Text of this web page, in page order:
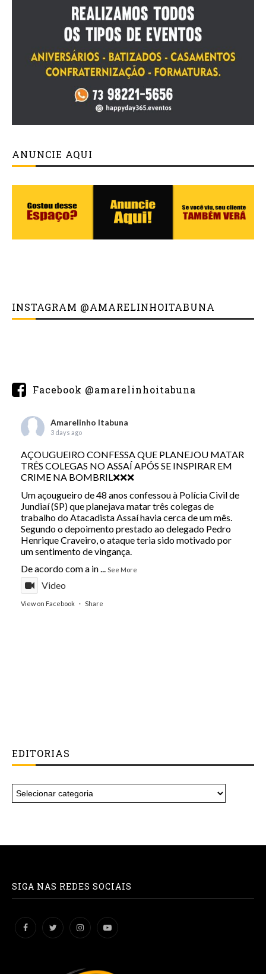
ANUNCIE AQUI
INSTAGRAM @AMARELINHOITABUNA
Facebook @amarelinhoitabuna
Amarelinho Itabuna
3 days ago
AÇOUGUEIRO CONFESSA QUE PLANEJOU MATAR
TRÊS COLEGAS NO ASSAÍ APÓS SE INSPIRAR EM
CRIME NA BOMBRIL❌❌❌
Um açougueiro de 48 anos confessou à Polícia Civil de
Jundiaí (SP) que planejava matar três colegas de
trabalho do Atacadista Assaí havia cerca de um mês.
Segundo o depoimento prestado ao delegado Pedro
Henrique Craveiro, o ataque teria sido motivado por
um sentimento de vingança.
De acordo com a in
See More
Video
View on Facebook · Share
EDITORIAS
SIGA NAS REDES SOCIAIS